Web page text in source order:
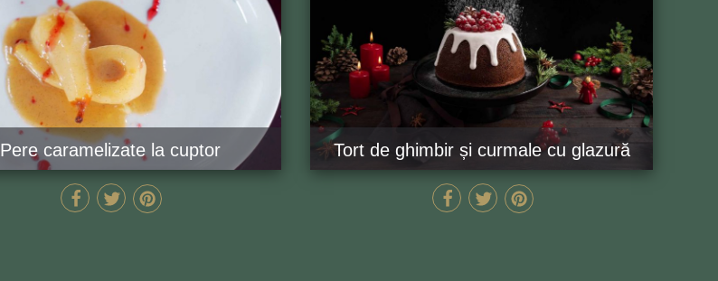
Pere caramelizate la cuptor
30 MIN GĂTEȘTE ACUM
Tort de ghimbir și curmale cu glazură
140 MIN GĂTEȘTE ACUM